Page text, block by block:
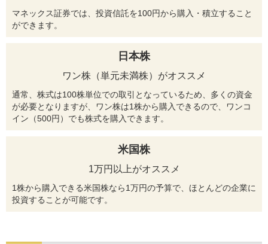
マネックス証券では、投資信託を100円から購入・積立すること
ができます。
日本株
ワン株（単元未満株）がオススメ
通常、株式は100株単位での取引となっているため、多くの資金
が必要となりますが、ワン株は1株から購入できるので、ワンコ
イン（500円）でも株式を購入できます。
米国株
1万円以上がオススメ
1株から購入できる米国株なら1万円の予算で、ほとんどの企業に
投資することが可能です。